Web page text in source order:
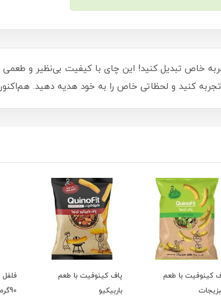
خاص تبدیل کنید! این چای با کیفیت بی‌نظیر و
کنید و لحظاتی خاص را به خود هدیه دهید.
کینوفیت با طعم
پاف کینوفیت با طعم
باربیکیو
فلفل
90گرمی